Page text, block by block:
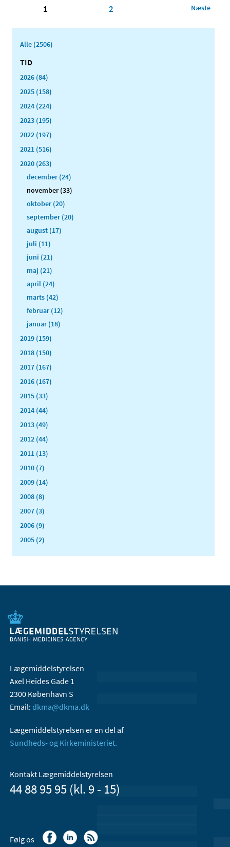
1 2 Næste
Alle (2506)
TID
2026 (84)
2025 (158)
2024 (224)
2023 (195)
2022 (197)
2021 (516)
2020 (263)
december (24)
november (33)
oktober (20)
september (20)
august (17)
juli (11)
juni (21)
maj (21)
april (24)
marts (42)
februar (12)
januar (18)
2019 (159)
2018 (150)
2017 (167)
2016 (167)
2015 (33)
2014 (44)
2013 (49)
2012 (44)
2011 (13)
2010 (7)
2009 (14)
2008 (8)
2007 (3)
2006 (9)
2005 (2)
Lægemiddelstyrelsen
Axel Heides Gade 1
2300 København S
Email: dkma@dkma.dk
Lægemiddelstyrelsen er en del af
Sundheds- og Kirkeministeriet.
Kontakt Lægemiddelstyrelsen
44 88 95 95 (kl. 9 - 15)
Følg os